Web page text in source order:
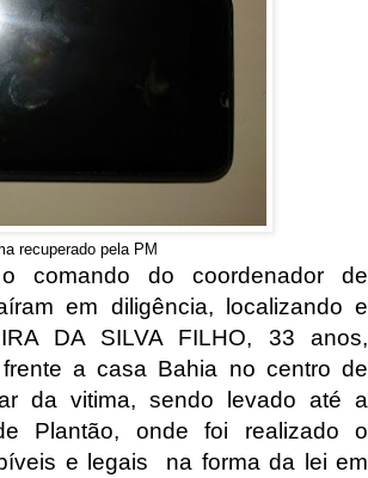
recuperado pela PM
comando do coordenador de
em diligência, localizando e
DA SILVA FILHO, 33 anos,
a casa Bahia no centro de
da vitima, sendo levado até a
Plantão, onde foi realizado o
e legais na forma da lei em